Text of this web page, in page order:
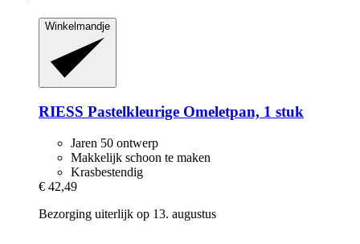
Winkelmandje
RIESS Pastelkleurige Omeletpan, 1 stuk
Jaren 50 ontwerp
Makkelijk schoon te maken
Krasbestendig
€ 42,49
Bezorging uiterlijk op 13. augustus